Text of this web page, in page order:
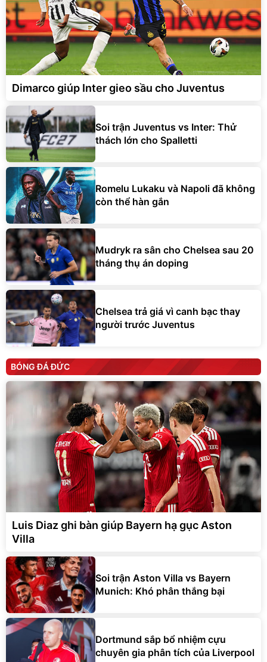
Dimarco giúp Inter gieo sầu cho Juventus
Soi trận Juventus vs Inter: Thử
thách lớn cho Spalletti
Romelu Lukaku và Napoli đã không
còn thể hàn gắn
Mudryk ra sân cho Chelsea sau 20
tháng thụ án doping
Chelsea trả giá vì canh bạc thay
người trước Juventus
BÓNG ĐÁ ĐỨC
Luis Diaz ghi bàn giúp Bayern hạ gục Aston
Villa
Soi trận Aston Villa vs Bayern
Munich: Khó phân thắng bại
Dortmund sắp bổ nhiệm cựu
chuyên gia phân tích của Liverpool